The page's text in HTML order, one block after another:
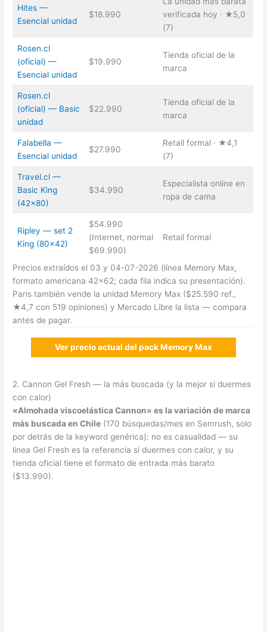
Hites —
Esencial unidad
$18.990
verificada hoy · ★5,0
(7)
Rosen.cl
(oficial) —
Esencial unidad
$19.990
Tienda oficial de la
marca
Rosen.cl
(oficial) — Basic
unidad
$22.990
Tienda oficial de la
marca
Falabella —
Esencial unidad
$27.990
Retail formal · ★4,1
(7)
Travel.cl —
Basic King
(42×80)
$34.990
Especialista online en
ropa de cama
Ripley — set 2
King (80×42)
$54.990
(Internet, normal
$69.990)
Retail formal
Precios extraídos el 03 y 04-07-2026 (línea Memory Max,
formato americana 42×62; cada fila indica su presentación).
Paris también vende la unidad Memory Max ($25.590 ref.,
★4,7 con 519 opiniones) y Mercado Libre la lista — compara
antes de pagar.
Ver precio actual del pack Memory Max
2. Cannon Gel Fresh — la más buscada (y la mejor si duermes
con calor)
«Almohada viscoelástica Cannon» es la variación de marca
más buscada en Chile (170 búsquedas/mes en Semrush, solo
por detrás de la keyword genérica): no es casualidad — su
línea Gel Fresh es la referencia si duermes con calor, y su
tienda oficial tiene el formato de entrada más barato
($13.990).